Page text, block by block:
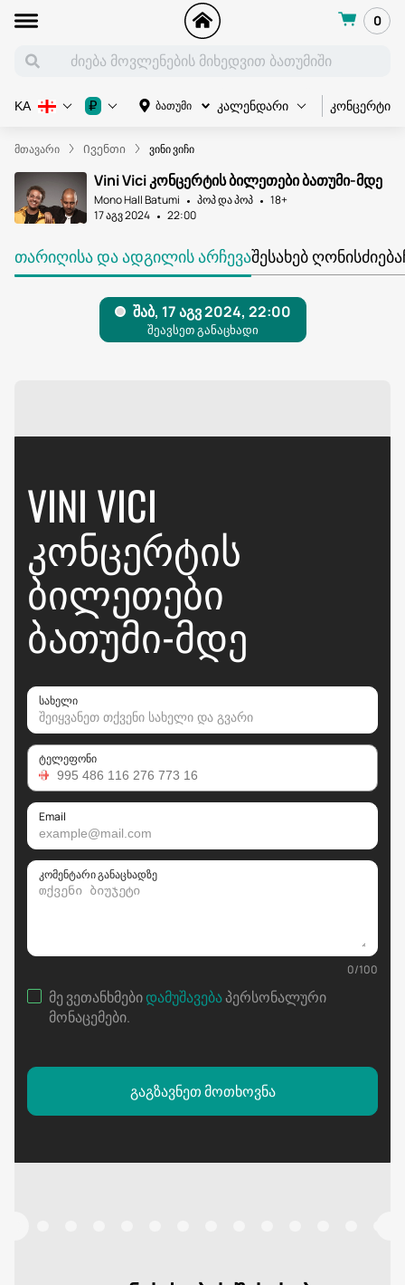
0
ბათუმი კალენდარი კონცერტი
KA ₽
მთავარი Ივენთი ვინი ვიჩი
Vini Vici კონცერტის ბილეთები ბათუმი-მდე
Mono Hall Batumi პოპ და პოპ
18+
17 აგვ 2024
22:00
ᲗᲐᲠᲘᲦᲘᲡᲐ ᲓᲐ ᲐᲓᲒᲘᲚᲘᲡ ᲐᲠᲩᲔᲕᲐᲨᲔᲡᲐᲮᲔᲑ ᲦᲝᲜᲘᲡᲫᲘᲔᲑᲐ
VINI VICI
ᲙᲝᲜᲪᲔᲠᲢᲘᲡ
ᲑᲘᲚᲔᲗᲔᲑᲘ
ᲑᲐᲗᲣᲛᲘ-ᲛᲓᲔ
სახელი
ტელეფონი
Email
კომენტარი განაცხადზე
0/100
მე ვეთანხმებიდამუშავებაპერსონალური
მონაცემები.
გაგზავნეთ მოთხოვნა